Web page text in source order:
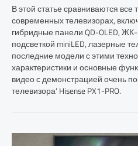
В этой статье сравниваются
современных телевизорах,
гибридные панели QD-OLED,
подсветкой miniLED, лазерные
последние модели с этими
характеристики и основные
видео с демонстрацией очень
телевизора’ Hisense PX1-PRO.